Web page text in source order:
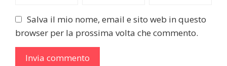
Salva il mio nome, email e sito web in questo
browser per la prossima volta che commento.